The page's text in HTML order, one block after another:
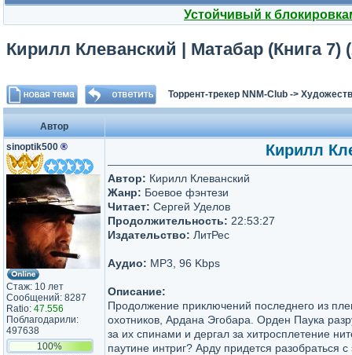
Устойчивый к
Кирилл Клеванский | Матабар (Книга 7)
Торрент-трекер NNM-Club ->
Автор
sinoptik500 ®
Стаж: 10 лет
Сообщений: 8287
Ratio: 47.556
Поблагодарили:
497638
100%
Кирилл
Автор: Кирилл Клеванский
Жанр: Боевое фэнтези
Читает: Сергей Уделов
Продолжительность: 22:53:27
Издательство: ЛитРес
Аудио: MP3, 96 Kbps
Описание:
Продолжение приключений последнего из
охотников, Ардана Эгобара. Орден Паука
за их спинами и дергал за хитросплетение
паутине интриг? Арду придется разобраться